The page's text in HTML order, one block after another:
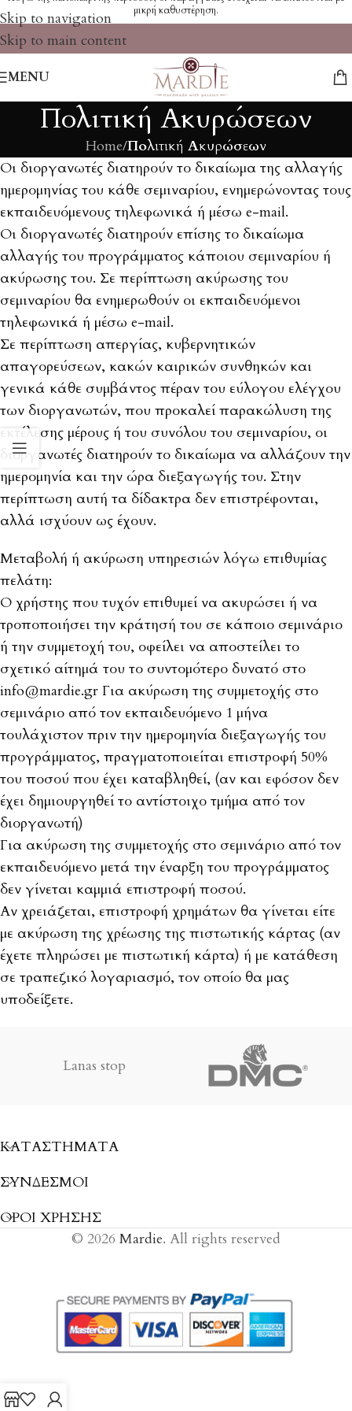
Skip to navigation
Skip to main content
μικρή καθυστέρηση.
MENU
Πολιτική Ακυρώσεων
Home/Πολιτική Ακυρώσεων
Οι διοργανωτές διατηρούν το δικαίωμα της αλλαγής
ημερομηνίας του κάθε σεμιναρίου, ενημερώνοντας τους
εκπαιδευόμενους τηλεφωνικά ή μέσω e-mail.
Οι διοργανωτές διατηρούν επίσης το δικαίωμα
αλλαγής του προγράμματος κάποιου σεμιναρίου ή
ακύρωσης του. Σε περίπτωση ακύρωσης του
σεμιναρίου θα ενημερωθούν οι εκπαιδευόμενοι
τηλεφωνικά ή μέσω e-mail.
Σε περίπτωση απεργίας, κυβερνητικών
απαγορεύσεων, κακών καιρικών συνθηκών και
γενικά κάθε συμβάντος πέραν του εύλογου ελέγχου
των διοργανωτών, που προκαλεί παρακώλυση της
εκτέλεσης μέρους ή του συνόλου του σεμιναρίου, οι
διοργανωτές διατηρούν το δικαίωμα να αλλάζουν την
ημερομηνία και την ώρα διεξαγωγής του. Στην
περίπτωση αυτή τα δίδακτρα δεν επιστρέφονται,
αλλά ισχύουν ως έχουν.
Μεταβολή ή ακύρωση υπηρεσιών λόγω επιθυμίας
πελάτη:
Ο χρήστης που τυχόν επιθυμεί να ακυρώσει ή να
τροποποιήσει την κράτησή του σε κάποιο σεμινάριο
ή την συμμετοχή του, οφείλει να αποστείλει το
σχετικό αίτημά του το συντομότερο δυνατό στο
info@mardie.gr Για ακύρωση της συμμετοχής στο
σεμινάριο από τον εκπαιδευόμενο 1 μήνα
τουλάχιστον πριν την ημερομηνία διεξαγωγής του
προγράμματος, πραγματοποιείται επιστροφή 50%
του ποσού που έχει καταβληθεί, (αν και εφόσον δεν
έχει δημιουργηθεί το αντίστοιχο τμήμα από τον
διοργανωτή)
Για ακύρωση της συμμετοχής στο σεμινάριο από τον
εκπαιδευόμενο μετά την έναρξη του προγράμματος
δεν γίνεται καμμιά επιστροφή ποσού.
Αν χρειάζεται, επιστροφή χρημάτων θα γίνεται είτε
με ακύρωση της χρέωσης της πιστωτικής κάρτας (αν
έχετε πληρώσει με πιστωτική κάρτα) ή με κατάθεση
σε τραπεζικό λογαριασμό, τον οποίο θα μας
υποδείξετε.
Lanas stop
ΚΑΤΑΣΤΉΜΑΤΑ
ΣΎΝΔΕΣΜΟΙ
ΟΡΟΙ ΧΡΗΣΗΣ
© 2026 Mardie. All rights reserved